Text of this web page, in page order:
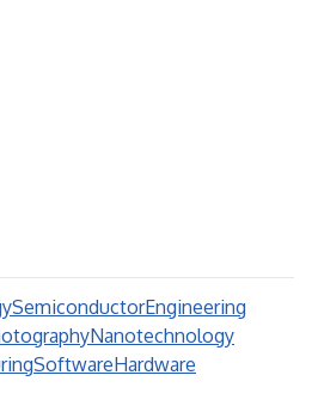
SemiconductorEngineering
Nanotechnology
SoftwareHardware